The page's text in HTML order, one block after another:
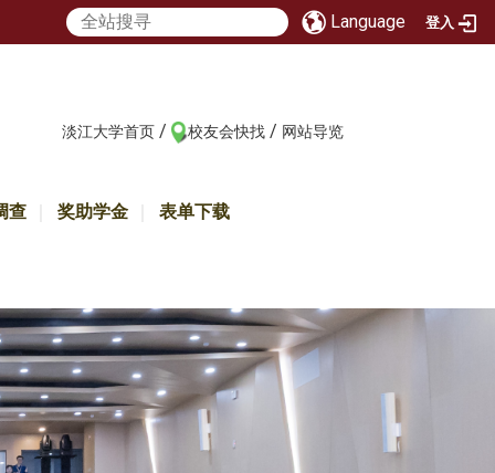
Language 登入
淡江大学首页 / 校友会快找 / 网站导览
查 奖助学金 表单下载